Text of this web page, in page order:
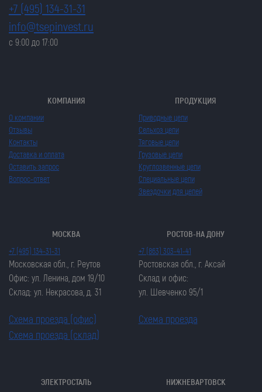
+7 (495) 134-31-31
info@tsepinvest.ru
с 9:00 до 17:00
КОМПАНИЯ
О компании
Отзывы
Контакты
Доставка и оплата
Оставить запрос
Вопрос-ответ
ПРОДУКЦИЯ
Приводные цепи
Сельхоз цепи
Тяговые цепи
Грузовые цепи
Круглозвенные цепи
Специальные цепи
Звездочки для цепей
МОСКВА
+7 (495) 134-31-31
Московская обл., г. Реутов
Офис: ул. Ленина, дом 19/10
Склад: ул. Некрасова, д. 31
Схема проезда (офис)
Схема проезда (склад)
РОСТОВ-НА ДОНУ
+7 (863) 303-41-41
Ростовская обл., г. Аксай
Склад и офис:
ул. Шевченко 95/1
Схема проезда
ЭЛЕКТРОСТАЛЬ НИЖНЕВАРТОВСК